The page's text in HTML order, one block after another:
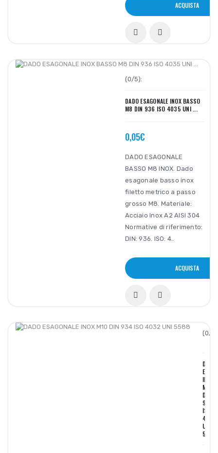
ACQUISTA
(0/5):
DADO ESAGONALE INOX BASSO
M8 DIN 936 ISO 4035 UNI ...
0,05€
DADO ESAGONALE
BASSO M8 INOX. Dado
esagonale basso inox
filetto metrico a passo
grosso M8. Materiale:
Acciaio Inox A2 AISI 304
Normative di riferimento:
DIN: 936. ISO: 4..
ACQUISTA
(0/
DADO
INOX
M10
DIN
934
ISO
4032
UNI
5588